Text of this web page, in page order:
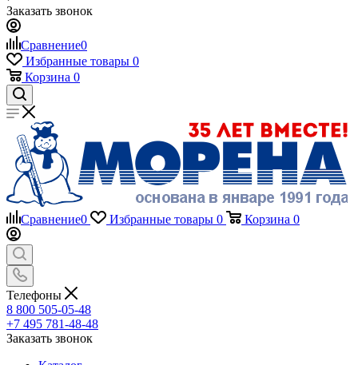
Заказать звонок
Сравнение0
Избранные товары 0
Корзина 0
Сравнение0 Избранные товары 0 Корзина 0
Телефоны
8 800 505-05-48
+7 495 781-48-48
Заказать звонок